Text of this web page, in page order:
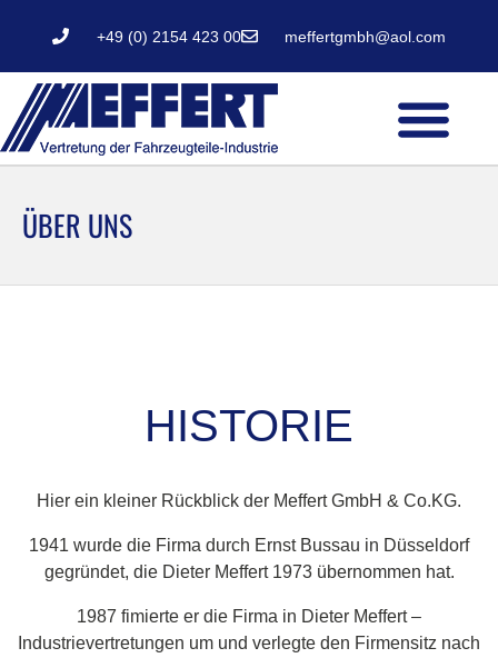
+49 (0) 2154 423 00 meffertgmbh@aol.com
ÜBER UNS
HISTORIE
Hier ein kleiner Rückblick der Meffert GmbH & Co.KG.
1941 wurde die Firma durch Ernst Bussau in Düsseldorf
gegründet, die Dieter Meffert 1973 übernommen hat.
1987 fimierte er die Firma in Dieter Meffert –
Industrievertretungen um und verlegte den Firmensitz nach